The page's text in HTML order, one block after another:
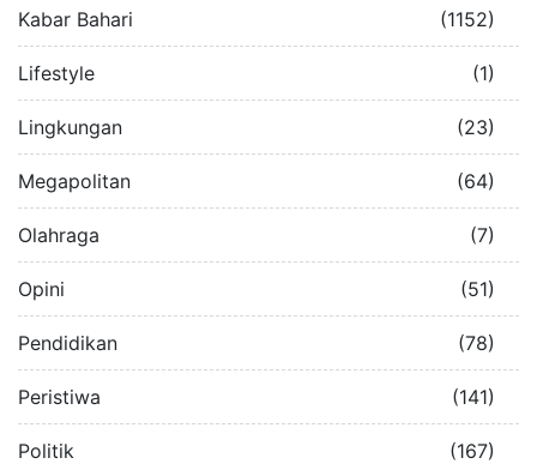
Kabar Bahari (1152)
Lifestyle (1)
Lingkungan (23)
Megapolitan (64)
Olahraga (7)
Opini (51)
Pendidikan (78)
Peristiwa (141)
Politik (167)